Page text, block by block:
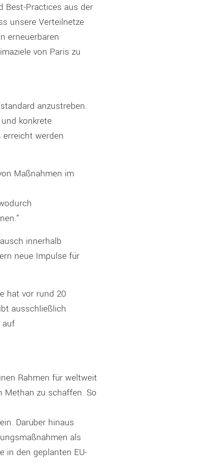
Best-Practices aus der
unsere Verteilnetze
erneuerbaren
von Paris zu
anzustreben.
und konkrete
erreicht werden
Maßnahmen im
.”
innerhalb
neue Impulse für
hat vorrund 20
ausschließlich
auf
Rahmen für weltweit
Methan zu schaffen. So
. Darüber hinaus
als
in den geplanten EU-